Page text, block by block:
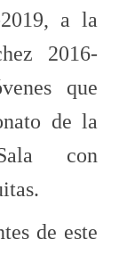
a la
2016-
que
de la
con
de este